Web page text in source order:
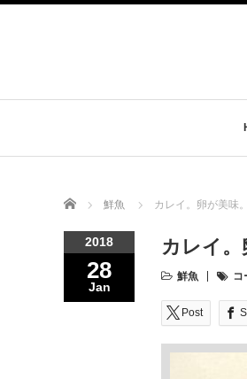
Home 鮮魚 カレイ。卵が美味
2018
28
Jan
カレイ
鮮魚 コ
Post